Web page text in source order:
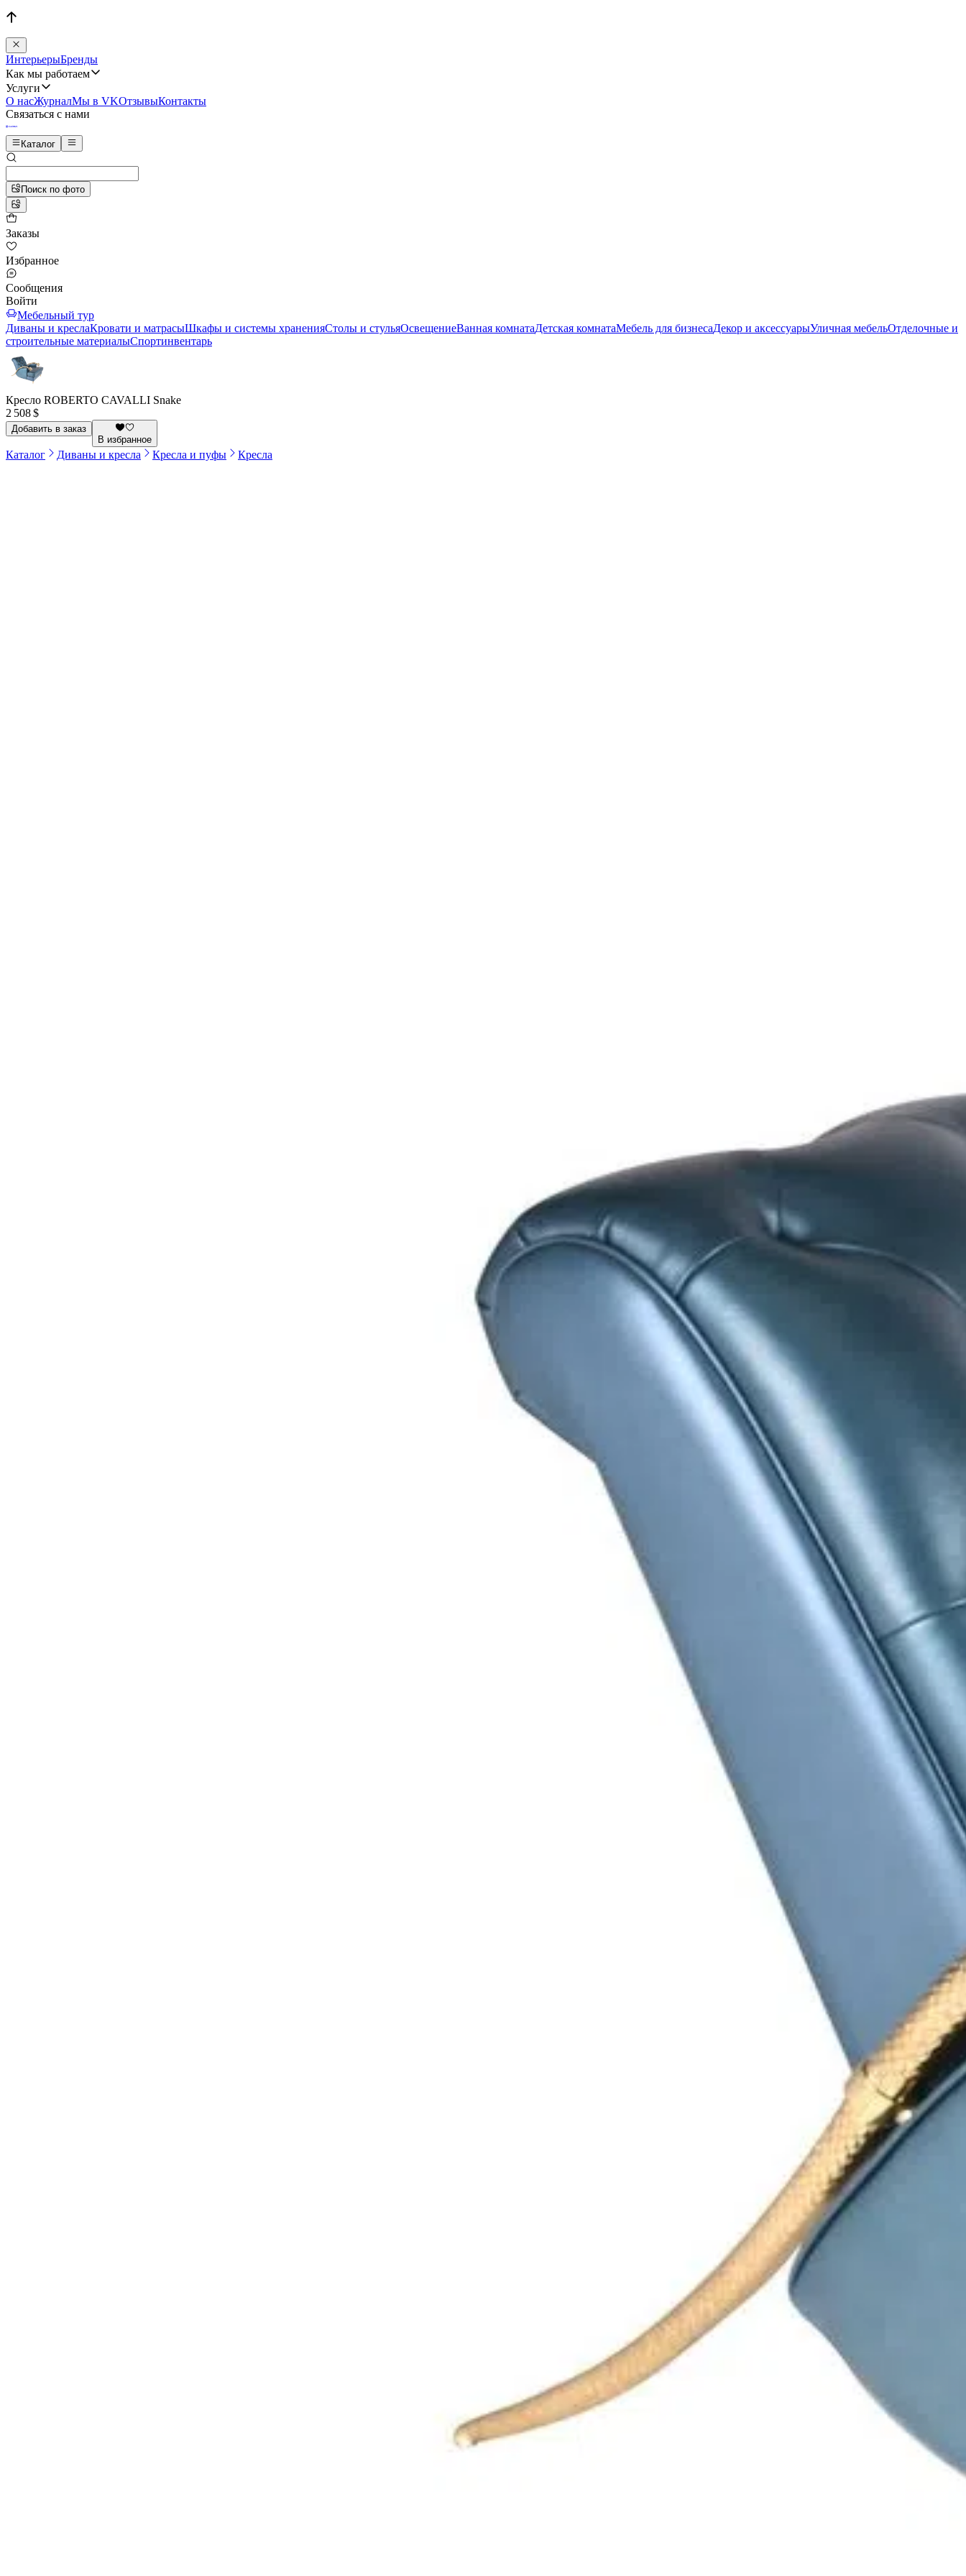
ИнтерьерыБренды
Как мы работаем
Услуги
О насЖурналМы в VKОтзывыКонтакты
Связаться с нами
Каталог
Поиск по фото
Заказы
Избранное
Сообщения
Войти
Мебельный тур
Диваны и креслаКровати и матрасыШкафы и системы храненияСтолы и стульяОсвещениеВанная комнатаДетская комнатаМебель для бизнесаДекор и аксессуарыУличная мебельОтделочные и
строительные материалыСпортинвентарь
Кресло ROBERTO CAVALLI Snake
2 508 $
Добавить в заказ
В избранное
Каталог Диваны и кресла Кресла и пуфы Кресла